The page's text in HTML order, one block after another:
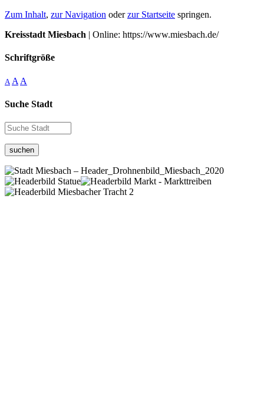
Zum Inhalt, zur Navigation oderzur Startseite springen.
Kreisstadt Miesbach | Online: https://www.miesbach.de/
Schriftgröße
A A A
Suche Stadt
suchen